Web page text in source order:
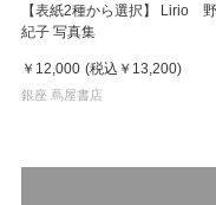
【表紙2種から選択】 Lirio
紀子 写真集
￥12,000 (税込 ￥13,200)
銀座 蔦屋書店